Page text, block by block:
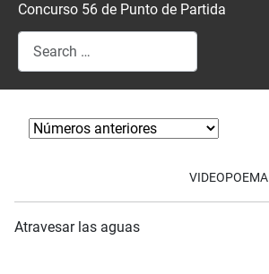
Concurso 56 de Punto de Partida
Search
VIDEOPOEMA
Atravesar las aguas